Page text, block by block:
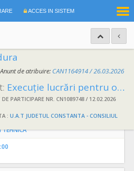
ACCES IN SISTEM
Anunt de atribuire: CAN1164914 /26.03.2026
Execuție lucrări pentru obiectivul de investiţie „Reabilitare, modernizare și dotare Palat Administrativ Constanta ”,
PARTICIPARE NR. CN1089748 / 12.02.2026
: U.A.T JUDETUL CONSTANTA - CONSILIUL
TEHNICA